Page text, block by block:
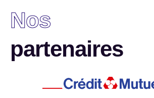
Nos
partenaires